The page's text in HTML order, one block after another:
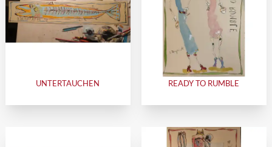
UNTERTAUCHEN READY TO RUMBLE